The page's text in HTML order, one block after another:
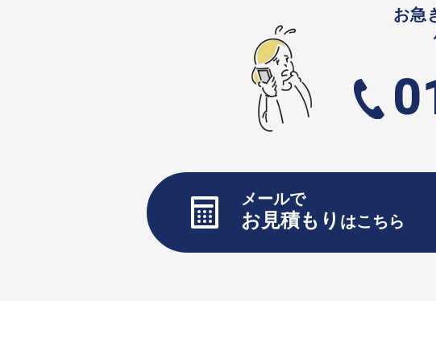
お急
メールで
お見積もり はこちら